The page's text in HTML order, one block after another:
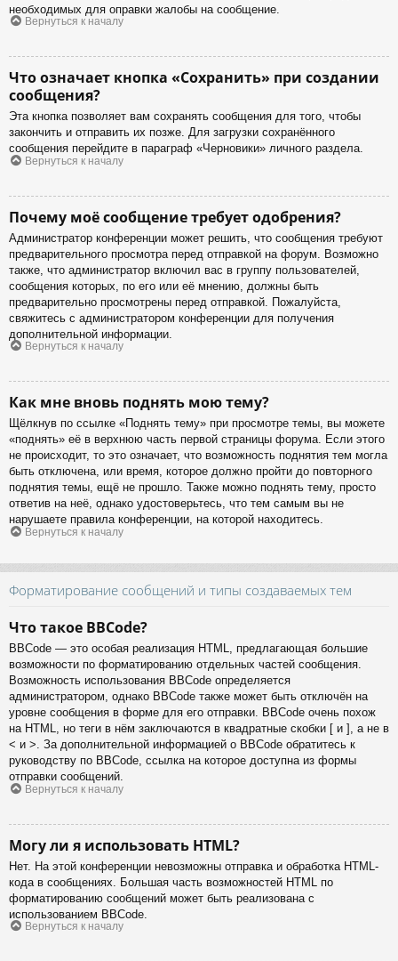
необходимых для оправки жалобы на сообщение.
Вернуться к началу
Что означает кнопка «Сохранить» при создании
сообщения?
Эта кнопка позволяет вам сохранять сообщения для того, чтобы
закончить и отправить их позже. Для загрузки сохранённого
сообщения перейдите в параграф «Черновики» личного раздела.
Вернуться к началу
Почему моё сообщение требует одобрения?
Администратор конференции может решить, что сообщения требуют
предварительного просмотра перед отправкой на форум. Возможно
также, что администратор включил вас в группу пользователей,
сообщения которых, по его или её мнению, должны быть
предварительно просмотрены перед отправкой. Пожалуйста,
свяжитесь с администратором конференции для получения
дополнительной информации.
Вернуться к началу
Как мне вновь поднять мою тему?
Щёлкнув по ссылке «Поднять тему» при просмотре темы, вы можете
«поднять» её в верхнюю часть первой страницы форума. Если этого
не происходит, то это означает, что возможность поднятия тем могла
быть отключена, или время, которое должно пройти до повторного
поднятия темы, ещё не прошло. Также можно поднять тему, просто
ответив на неё, однако удостоверьтесь, что тем самым вы не
нарушаете правила конференции, на которой находитесь.
Вернуться к началу
Форматирование сообщений и типы создаваемых тем
Что такое BBCode?
BBCode — это особая реализация HTML, предлагающая большие
возможности по форматированию отдельных частей сообщения.
Возможность использования BBCode определяется
администратором, однако BBCode также может быть отключён на
уровне сообщения в форме для его отправки. BBCode очень похож
на HTML, но теги в нём заключаются в квадратные скобки [ и ], а не в
< и >. За дополнительной информацией о BBCode обратитесь к
руководству по BBCode, ссылка на которое доступна из формы
отправки сообщений.
Вернуться к началу
Могу ли я использовать HTML?
Нет. На этой конференции невозможны отправка и обработка HTML-
кода в сообщениях. Большая часть возможностей HTML по
форматированию сообщений может быть реализована с
использованием BBCode.
Вернуться к началу